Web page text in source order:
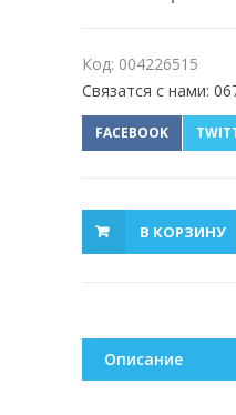
Код: 004226515
Связатся с нами:
FACEBOOK
В КОРЗИНУ
Описание